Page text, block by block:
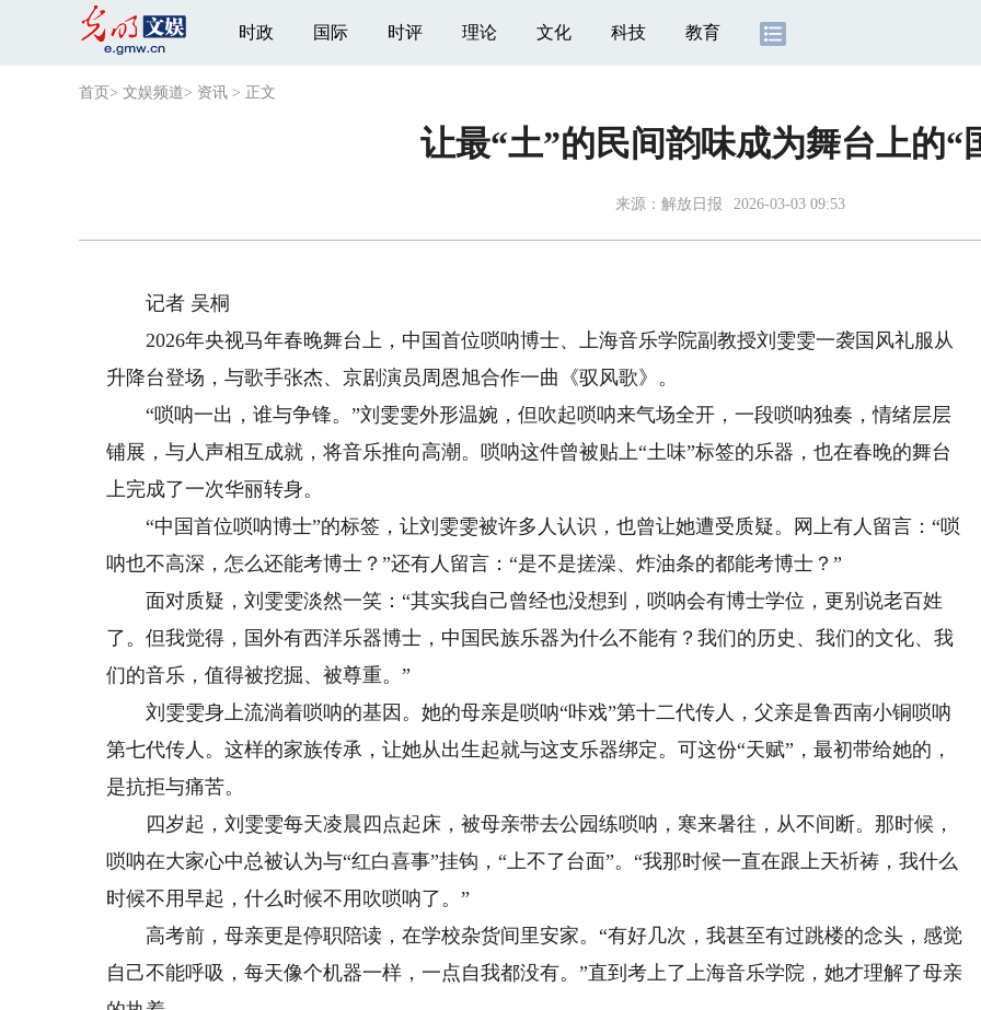
时政 国际 时评 理论 文化 科技 教育
首页 > 文娱频道> 资讯 > 正文
让最“土”的民间韵味成为舞台上的“
来源： 解放日报 2026-03-03 09:53
记者 吴桐
2026年央视马年春晚舞台上，中国首位唢呐博士、上海音乐学院副教授刘雯雯一袭国风礼服从
升降台登场，与歌手张杰、京剧演员周恩旭合作一曲《驭风歌》。
“唢呐一出，谁与争锋。”刘雯雯外形温婉，但吹起唢呐来气场全开，一段唢呐独奏，情绪层层
铺展，与人声相互成就，将音乐推向高潮。唢呐这件曾被贴上“土味”标签的乐器，也在春晚的舞台
上完成了一次华丽转身。
“中国首位唢呐博士”的标签，让刘雯雯被许多人认识，也曾让她遭受质疑。网上有人留言：“唢
呐也不高深，怎么还能考博士？”还有人留言：“是不是搓澡、炸油条的都能考博士？”
面对质疑，刘雯雯淡然一笑：“其实我自己曾经也没想到，唢呐会有博士学位，更别说老百姓
了。但我觉得，国外有西洋乐器博士，中国民族乐器为什么不能有？我们的历史、我们的文化、我
们的音乐，值得被挖掘、被尊重。”
刘雯雯身上流淌着唢呐的基因。她的母亲是唢呐“咔戏”第十二代传人，父亲是鲁西南小铜唢呐
第七代传人。这样的家族传承，让她从出生起就与这支乐器绑定。可这份“天赋”，最初带给她的，
是抗拒与痛苦。
四岁起，刘雯雯每天凌晨四点起床，被母亲带去公园练唢呐，寒来暑往，从不间断。那时候，
唢呐在大家心中总被认为与“红白喜事”挂钩，“上不了台面”。“我那时候一直在跟上天祈祷，我什么
时候不用早起，什么时候不用吹唢呐了。”
高考前，母亲更是停职陪读，在学校杂货间里安家。“有好几次，我甚至有过跳楼的念头，感觉
自己不能呼吸，每天像个机器一样，一点自我都没有。”直到考上了上海音乐学院，她才理解了母亲